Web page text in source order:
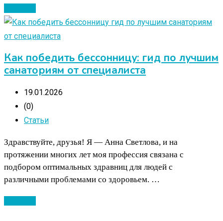
Как победить бессонницу: гид по лучшим
санаториям от специалиста
19.01.2026
(0)
Статьи
Здравствуйте, друзья! Я — Анна Светлова, и на
протяжении многих лет моя профессия связана с
подбором оптимальных здравниц для людей с
различными проблемами со здоровьем. …